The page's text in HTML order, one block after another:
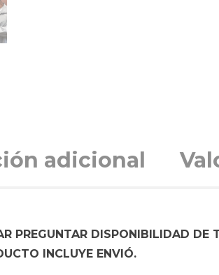
adicional
PREGUNTAR DISPONIBILIDAD
INCLUYE ENVIÓ.